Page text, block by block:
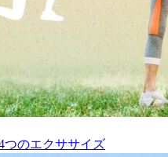
のエクササイズ